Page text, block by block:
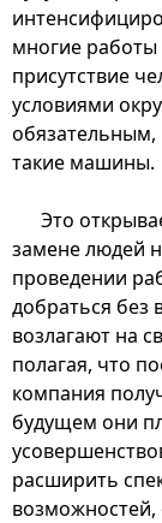
многие
присутствие
условиями
обязательным,
такие машины.
Это
замене людей
проведении
добраться без
возлагают на
полагая, что
компания
будущем они
расширить
возможностей,